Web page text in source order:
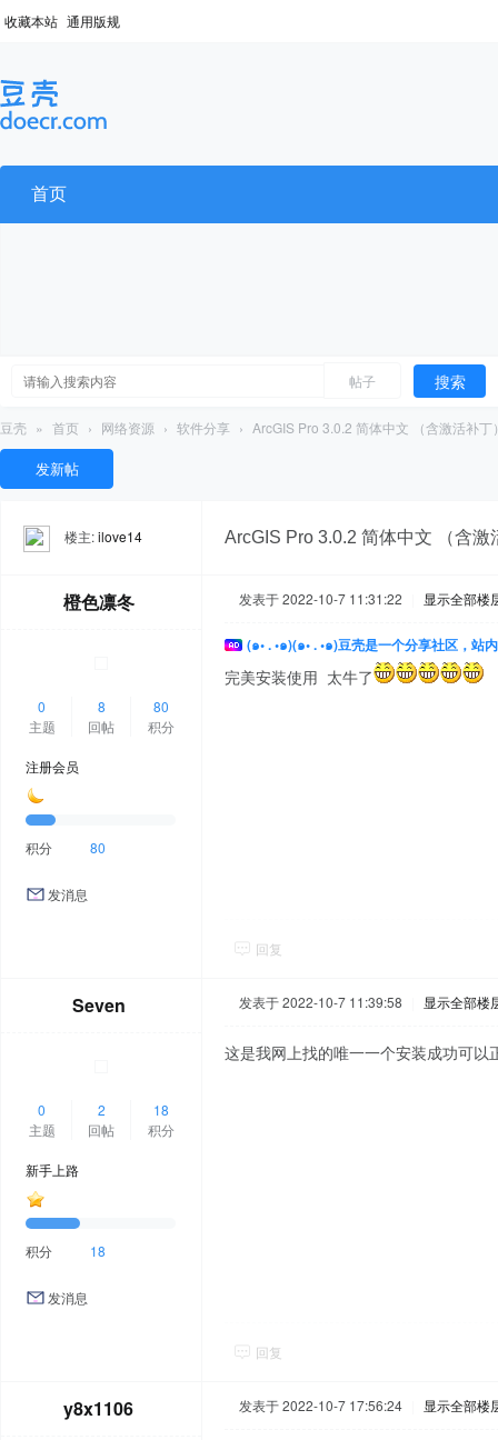
收藏本站 通用版规
首页
帖子 搜索
豆壳 » 首页 › 网络资源 › 软件分享 › ArcGIS Pro 3.0.2 简体中文 （含激活补丁
发新帖
楼主:ilove14 ArcGIS Pro 3.0.2 简体中文 （含激
橙色凛冬
0
主题
8
回帖
80
积分
注册会员
积分 80
发消息
发表于 2022-10-7 11:31:22 显示全部楼
(๑• . •๑)(๑• . •๑)豆壳是一个分享社区，站
完美安装使用 太牛了
回复
Seven
0
主题
2
回帖
18
积分
新手上路
积分 18
发消息
发表于 2022-10-7 11:39:58 显示全部楼
这是我网上找的唯一一个安装成功可以
回复
y8x1106 发表于 2022-10-7 17:56:24 显示全部楼